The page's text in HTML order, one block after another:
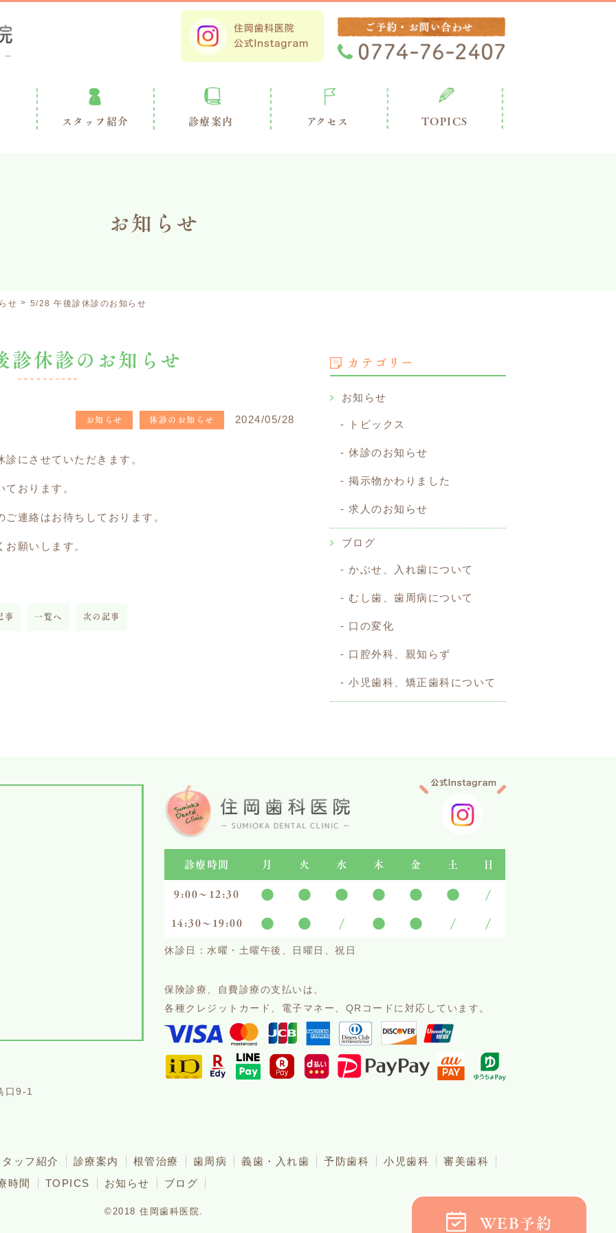
スタッフ紹介 診療案内 アクセス TOPICS
WEB予約
お知らせ
せ 5/28 午後診休診のお知らせ
休診のお知らせ
お知らせ 休診のお知らせ 2024/05/28
にさせていただきます。
おります。
連絡はお待ちしております。
願いします。
事 一覧へ 次の記事
カテゴリー
お知らせ
トピックス
休診のお知らせ
掲示物かわりました
求人のお知らせ
ブログ
かぶせ、入れ歯について
むし歯、歯周病について
口の変化
口腔外科、親知らず
小児歯科、矯正歯科について
口9-1
診療時間 月 火 水 木 金 土 日
9:00～12:30 ● ● ● ● ● ● /
14:30〜19:00 ● ● / ● ● / /
休診日：水曜・土曜午後、日曜日、祝日
保険診療、自費診療の支払いは、
各種クレジットカード、電子マネー、QRコードに対応しています。
ッフ紹介 診療案内 根管治療 歯周病 義歯・入れ歯 予防歯科 小児歯科
審美歯科
時間
TOPICS お知らせ ブログ
©2018 住岡歯科医院.